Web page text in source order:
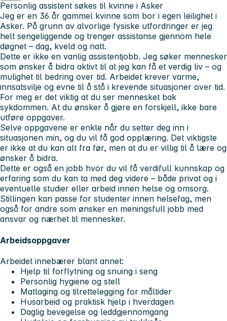
Personlig assistent søkes til kvinne i Asker
Jeg er en 36 år gammel kvinne som bor i egen leilighet i
Asker. På grunn av alvorlige fysiske utfordringer er jeg
helt sengeliggende og trenger assistanse gjennom hele
døgnet – dag, kveld og natt.
Dette er ikke en vanlig assistentjobb. Jeg søker mennesker
som ønsker å bidra aktivt til at jeg kan få et verdig liv – og
mulighet til bedring over tid. Arbeidet krever varme,
innsatsvilje og evne til å stå i krevende situasjoner over tid.
For meg er det viktig at du ser mennesket bak
sykdommen. At du ønsker å gjøre en forskjell, ikke bare
utføre oppgaver.
Selve oppgavene er enkle når du setter deg inn i
situasjonen min, og du vil få god opplæring. Det viktigste
er ikke at du kan alt fra før, men at du er villig til å lære og
ønsker å bidra.
Dette er også en jobb hvor du vil få verdifull kunnskap og
erfaring som du kan ta med deg videre – både privat og i
eventuelle studier eller arbeid innen helse og omsorg.
Stillingen kan passe for studenter innen helsefag, men
også for andre som ønsker en meningsfull jobb med
ansvar og nærhet til mennesker.
Arbeidsoppgaver
Arbeidet innebærer blant annet:
Hjelp til forflytning og snuing i seng
Personlig hygiene og stell
Matlaging og tilrettelegging for måltider
Husarbeid og praktisk hjelp i hverdagen
Daglig bevegelse og leddgjennomgang